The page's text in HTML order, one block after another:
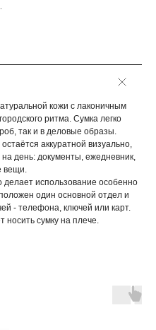
кожи с лаконичным
ритма. Сумка легко
так и в деловые образы.
аккуратной визуально,
день: документы, ежедневник,
вещи.
использование особенно
один основной отдел и
- телефона, ключей или карт.
носить сумку на плече.